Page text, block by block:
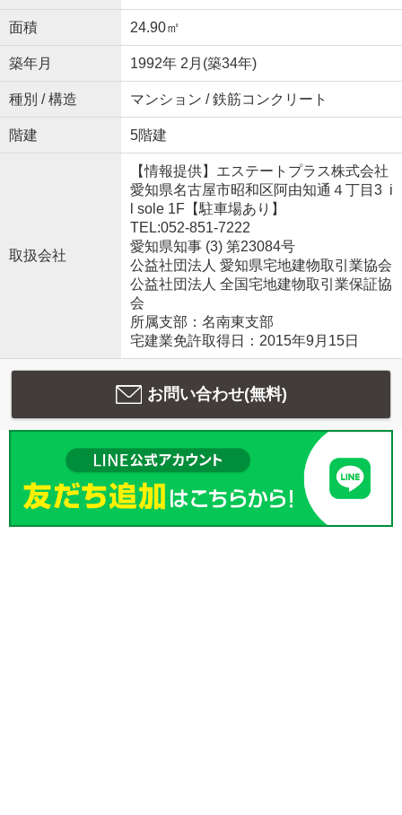
面積 24.90㎡
築年月 1992年 2月(築34年)
種別 / 構造 マンション / 鉄筋コンクリート
階建 5階建
取扱会社
【情報提供】エステートプラス株式会社
愛知県名古屋市昭和区阿由知通４丁目3 i
l sole 1F【駐車場あり】
TEL:052-851-7222
愛知県知事 (3) 第23084号
公益社団法人 愛知県宅地建物取引業協会
公益社団法人 全国宅地建物取引業保証協
会
所属支部：名南東支部
宅建業免許取得日：2015年9月15日
お問い合わせ(無料)